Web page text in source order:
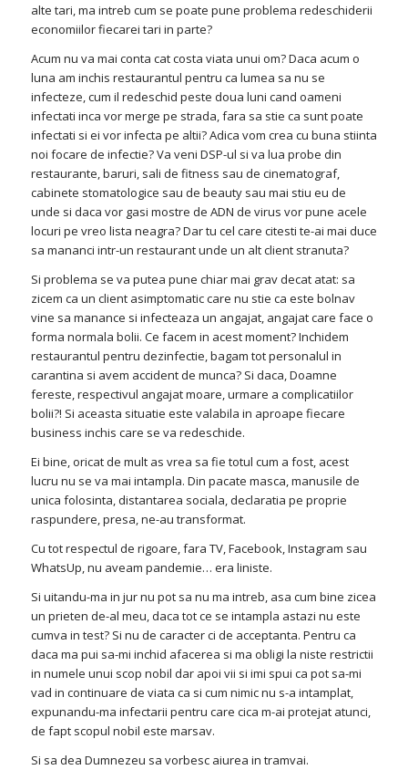
alte tari, ma intreb cum se poate pune problema redeschiderii
economiilor fiecarei tari in parte?
Acum nu va mai conta cat costa viata unui om? Daca acum o
luna am inchis restaurantul pentru ca lumea sa nu se
infecteze, cum il redeschid peste doua luni cand oameni
infectati inca vor merge pe strada, fara sa stie ca sunt poate
infectati si ei vor infecta pe altii? Adica vom crea cu buna stiinta
noi focare de infectie? Va veni DSP-ul si va lua probe din
restaurante, baruri, sali de fitness sau de cinematograf,
cabinete stomatologice sau de beauty sau mai stiu eu de
unde si daca vor gasi mostre de ADN de virus vor pune acele
locuri pe vreo lista neagra? Dar tu cel care citesti te-ai mai duce
sa mananci intr-un restaurant unde un alt client stranuta?
Si problema se va putea pune chiar mai grav decat atat: sa
zicem ca un client asimptomatic care nu stie ca este bolnav
vine sa manance si infecteaza un angajat, angajat care face o
forma normala bolii. Ce facem in acest moment? Inchidem
restaurantul pentru dezinfectie, bagam tot personalul in
carantina si avem accident de munca? Si daca, Doamne
fereste, respectivul angajat moare, urmare a complicatiilor
bolii?! Si aceasta situatie este valabila in aproape fiecare
business inchis care se va redeschide.
Ei bine, oricat de mult as vrea sa fie totul cum a fost, acest
lucru nu se va mai intampla. Din pacate masca, manusile de
unica folosinta, distantarea sociala, declaratia pe proprie
raspundere, presa, ne-au transformat.
Cu tot respectul de rigoare, fara TV, Facebook, Instagram sau
WhatsUp, nu aveam pandemie… era liniste.
Si uitandu-ma in jur nu pot sa nu ma intreb, asa cum bine zicea
un prieten de-al meu, daca tot ce se intampla astazi nu este
cumva in test? Si nu de caracter ci de acceptanta. Pentru ca
daca ma pui sa-mi inchid afacerea si ma obligi la niste restrictii
in numele unui scop nobil dar apoi vii si imi spui ca pot sa-mi
vad in continuare de viata ca si cum nimic nu s-a intamplat,
expunandu-ma infectarii pentru care cica m-ai protejat atunci,
de fapt scopul nobil este marsav.
Si sa dea Dumnezeu sa vorbesc aiurea in tramvai.